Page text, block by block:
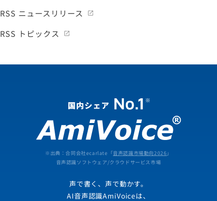
RSS ニュースリリース
RSS トピックス
※出典：合同会社ecarlate「音声認識市場動向2026 」
音声認識ソフトウェア/クラウドサービス市場
声で書く、声で動かす。
AI音声認識AmiVoiceは、